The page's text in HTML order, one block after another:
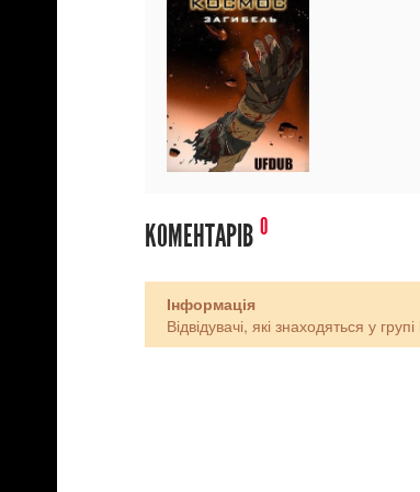
КОМЕНТАРІВ 0
Інформація
Відвідувачі, які знаходяться у групі